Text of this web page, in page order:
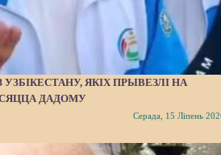
ЯКІХ ПРЫВЕЗЛІ НА
ДАДОМУ
Серада, 15 Ліпень